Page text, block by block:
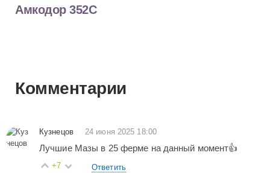
Амкодор 352С
Комментарии
Кузнецов 24 июня 2025 18:00
Лучшие Мазы в 25 ферме на данный момент👍
+7 Ответить